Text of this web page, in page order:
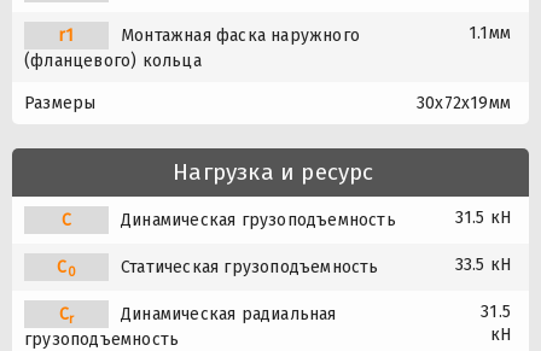
r1
Монтажная фаска наружного
(фланцевого) кольца
1.1мм
Размеры 30x72x19мм
Нагрузка и ресурс
C Динамическая грузоподъемность 31.5 кН
C0 Статическая грузоподъемность 33.5 кН
Cr
Динамическая радиальная
грузоподъемность
31.5
кН